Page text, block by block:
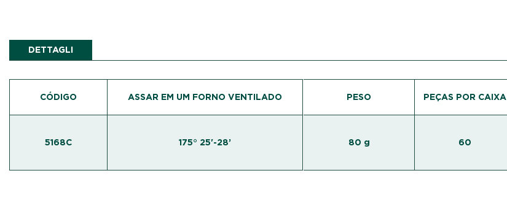
DETTAGLI
CÓDIGO ASSAR EM UM FORNO VENTILADO
5168C 175° 25'-28’
PESO PEÇAS POR CAIXA
80 g 60